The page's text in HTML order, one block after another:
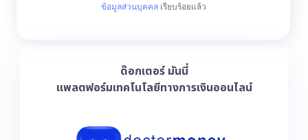
ข้อมูลส่วนบุคคล เรียบร้อยแล้ว
ด๊อกเตอร์ มันนี่
แพลตฟอร์มเทคโนโลยีทางการเงินออนไลน์